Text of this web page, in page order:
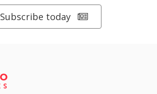
Subscribe today